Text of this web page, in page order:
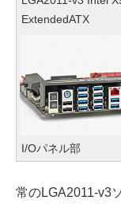
ExtendedATX
I/Oパネル部
常のLGA2011-v3